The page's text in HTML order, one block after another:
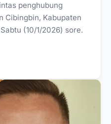
penghubung
Cibingbin, Kabupaten
(10/1/2026) sore.